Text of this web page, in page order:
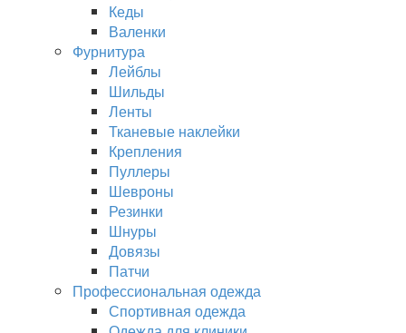
Кеды
Валенки
Фурнитура
Лейблы
Шильды
Ленты
Тканевые наклейки
Крепления
Пуллеры
Шевроны
Резинки
Шнуры
Довязы
Патчи
Профессиональная одежда
Спортивная одежда